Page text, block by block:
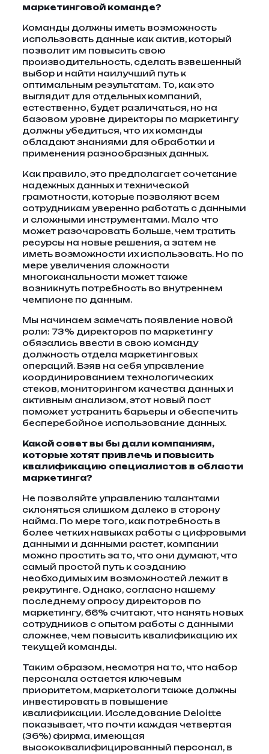
маркетинговой команде?
Команды должны иметь возможность
использовать данные как актив, который
позволит им повысить свою
производительность, сделать взвешенный
выбор и найти наилучший путь к
оптимальным результатам. То, как это
выглядит для отдельных компаний,
естественно, будет различаться, но на
базовом уровне директоры по маркетингу
должны убедиться, что их команды
обладают знаниями для обработки и
применения разнообразных данных.
Как правило, это предполагает сочетание
надежных данных и технической
грамотности, которые позволяют всем
сотрудникам уверенно работать с данными
и сложными инструментами. Мало что
может разочаровать больше, чем тратить
ресурсы на новые решения, а затем не
иметь возможности их использовать. Но по
мере увеличения сложности
многоканальности может также
возникнуть потребность во внутреннем
чемпионе по данным.
Мы начинаем замечать появление новой
роли: 73% директоров по маркетингу
обязались ввести в свою команду
должность отдела маркетинговых
операций. Взяв на себя управление
координированием технологических
стеков, мониторингом качества данных и
активным анализом, этот новый пост
поможет устранить барьеры и обеспечить
бесперебойное использование данных.
Какой совет вы бы дали компаниям,
которые хотят привлечь и повысить
квалификацию специалистов в области
маркетинга?
Не позволяйте управлению талантами
склоняться слишком далеко в сторону
найма. По мере того, как потребность в
более четких навыках работы с цифровыми
данными и данными растет, компании
можно простить за то, что они думают, что
самый простой путь к созданию
необходимых им возможностей лежит в
рекрутинге. Однако, согласно нашему
последнему опросу директоров по
маркетингу, 66% считают, что нанять новых
сотрудников с опытом работы с данными
сложнее, чем повысить квалификацию их
текущей команды.
Таким образом, несмотря на то, что набор
персонала остается ключевым
приоритетом, маркетологи также должны
инвестировать в повышение
квалификации. Исследование Deloitte
показывает, что почти каждая четвертая
(36%) фирма, имеющая
высококвалифицированный персонал, в